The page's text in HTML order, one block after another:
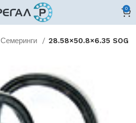
0
Семеринги 28.58×50.8×6.35 SOG